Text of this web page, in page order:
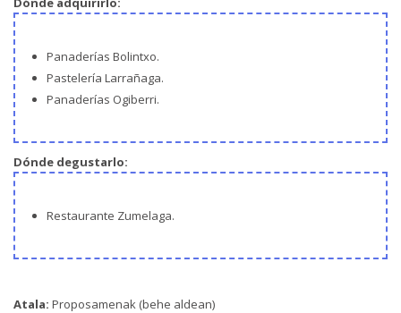
Panaderías Bolintxo.
Pastelería Larrañaga.
Panaderías Ogiberri.
Dónde degustarlo:
Restaurante Zumelaga.
Atala: Proposamenak (behe aldean)